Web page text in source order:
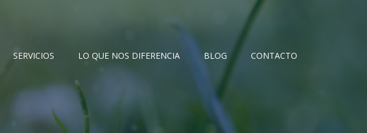
SERVICIOS LO QUE NOS DIFERENCIA BLOG CONTACTO